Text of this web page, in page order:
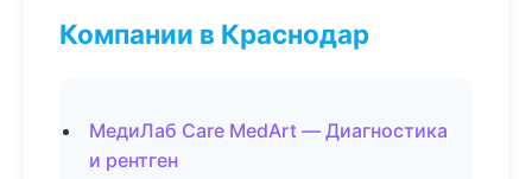
Компании в Краснодар
МедиЛаб Care MedArt — Диагностика
и рентген